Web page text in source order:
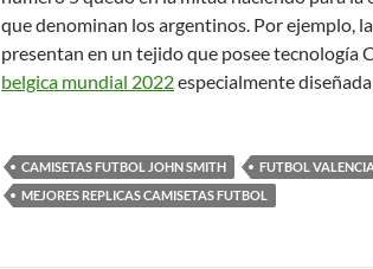
que denominan los argentinos. Por ejemplo,
presentan en un tejido que posee tecnología
belgica mundial 2022especialmente
CAMISETAS FUTBOL JOHN SMITH
FUTBOL
MEJORES REPLICAS CAMISETAS FUTBOL